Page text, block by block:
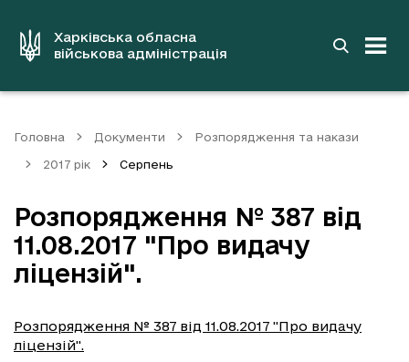
вмістуХарківська обласна
військова адміністрація
Головна Документи Розпорядження та накази
2017 рік Серпень
Розпорядження № 387 від
11.08.2017 "Про видачу
ліцензій".
Розпорядження № 387 від 11.08.2017 "Про видачу
ліцензій".